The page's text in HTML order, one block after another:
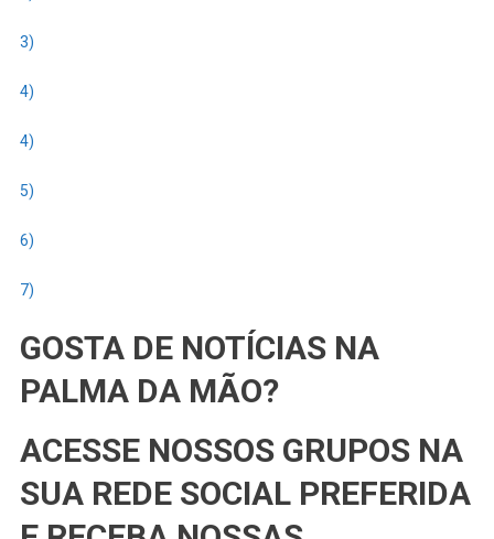
3)
4)
4)
5)
6)
7)
GOSTA DE NOTÍCIAS NA
PALMA DA MÃO?
ACESSE NOSSOS GRUPOS NA
SUA REDE SOCIAL PREFERIDA